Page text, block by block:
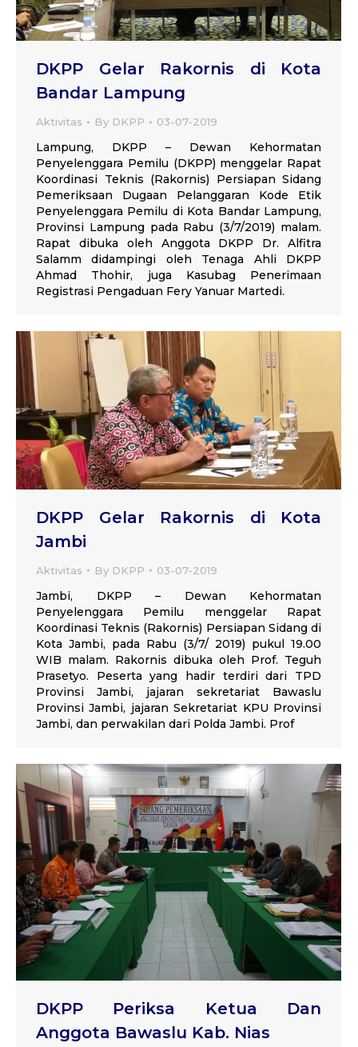
DKPP Gelar Rakornis di Kota
Bandar Lampung
Aktivitas By DKPP 03-07-2019
Lampung, DKPP – Dewan Kehormatan
Penyelenggara Pemilu (DKPP) menggelar Rapat
Koordinasi Teknis (Rakornis) Persiapan Sidang
Pemeriksaan Dugaan Pelanggaran Kode Etik
Penyelenggara Pemilu di Kota Bandar Lampung,
Provinsi Lampung pada Rabu (3/7/2019) malam.
Rapat dibuka oleh Anggota DKPP Dr. Alfitra
Salamm didampingi oleh Tenaga Ahli DKPP
Ahmad Thohir, juga Kasubag Penerimaan
Registrasi Pengaduan Fery Yanuar Martedi.
DKPP Gelar Rakornis di Kota
Jambi
Aktivitas By DKPP 03-07-2019
Jambi, DKPP – Dewan Kehormatan
Penyelenggara Pemilu menggelar Rapat
Koordinasi Teknis (Rakornis) Persiapan Sidang di
Kota Jambi, pada Rabu (3/7/ 2019) pukul 19.00
WIB malam. Rakornis dibuka oleh Prof. Teguh
Prasetyo. Peserta yang hadir terdiri dari TPD
Provinsi Jambi, jajaran sekretariat Bawaslu
Provinsi Jambi, jajaran Sekretariat KPU Provinsi
Jambi, dan perwakilan dari Polda Jambi. Prof
DKPP Periksa Ketua Dan
Anggota Bawaslu Kab. Nias